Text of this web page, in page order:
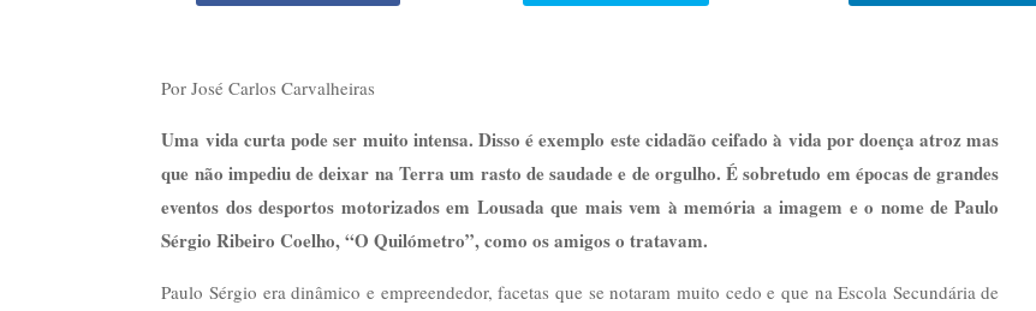
Por José Carlos Carvalheiras
Uma vida curta pode ser muito intensa. Disso é exemplo este cidadão ceifado à vida por doença atroz mas
que não impediu de deixar na Terra um rasto de saudade e de orgulho. É sobretudo em épocas de grandes
eventos dos desportos motorizados em Lousada que mais vem à memória a imagem e o nome de Paulo
Sérgio Ribeiro Coelho, “O Quilómetro”, como os amigos o tratavam.
Paulo Sérgio era dinâmico e empreendedor, facetas que se notaram muito cedo e que na Escola Secundária de